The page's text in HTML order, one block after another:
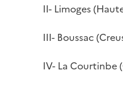
II- Limoges
III- Boussac
IV- La Courtinbe